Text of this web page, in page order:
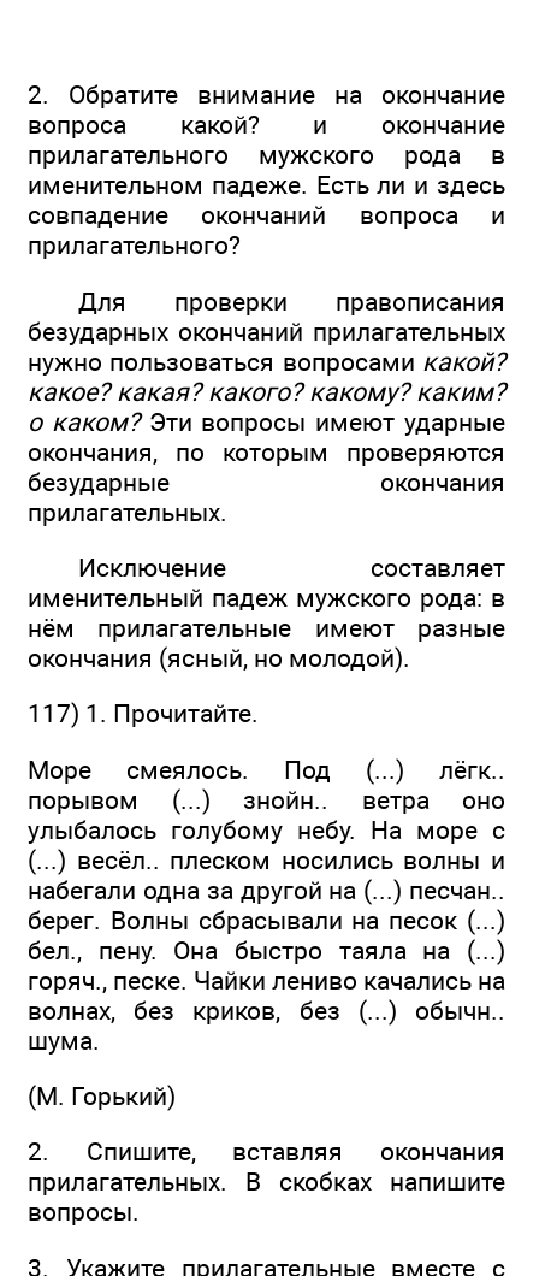
2. Обратите внимание на окончание
вопроса какой? и окончание
прилагательного мужского рода в
именительном падеже. Есть ли и здесь
совпадение окончаний вопроса и
прилагательного?
Для проверки правописания
безударных окончаний прилагательных
нужно пользоваться вопросами какой?
какое? какая? какого? какому? каким?
о каком?Эти вопросы имеют ударные
окончания, по которым проверяются
безударные окончания
прилагательных.
Исключение составляет
именительный падеж мужского рода: в
нём прилагательные имеют разные
окончания (ясный, но молодой).
117) 1. Прочитайте.
Море смеялось. Под (...) лёгк..
порывом (...) знойн.. ветра оно
улыбалось голубому небу. На море с
(...) весёл.. плеском носились волны и
набегали одна за другой на (...) песчан..
берег. Волны сбрасывали на песок (...)
бел., пену. Она быстро таяла на (...)
горяч., песке. Чайки лениво качались на
волнах, без криков, без (...) обычн..
шума.
(М. Горький)
2. Спишите, вставляя окончания
прилагательных. В скобках напишите
вопросы.
3. Укажите прилагательные вместе с